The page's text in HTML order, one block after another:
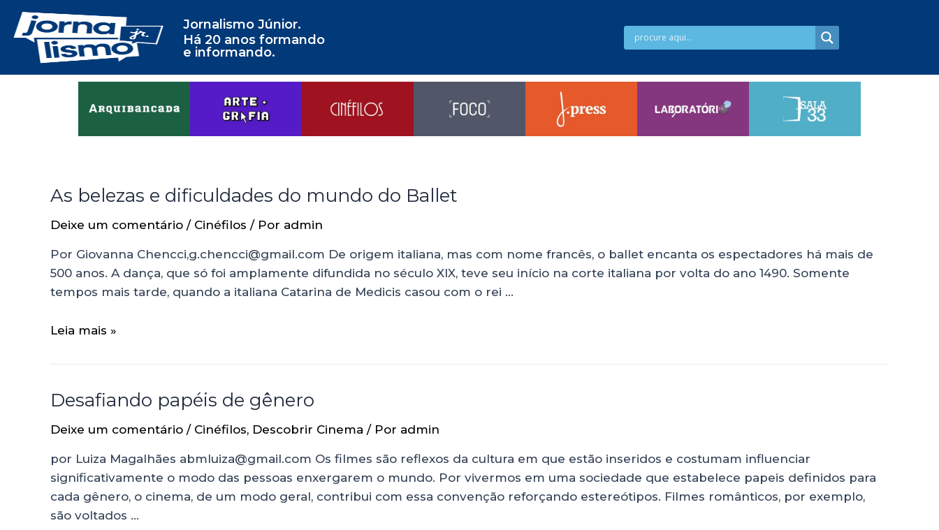
Jornalismo Júnior.
Há 20 anos formando
e informando.
As belezas e dificuldades do mundo do Ballet
Deixe um comentário / Cinéfilos / Por admin
Por Giovanna Chencci,g.chencci@gmail.com De origem italiana, mas com nome francês, o ballet encanta os espectadores há mais de
500 anos. A dança, que só foi amplamente difundida no século XIX, teve seu início na corte italiana por volta do ano 1490. Somente
tempos mais tarde, quando a italiana Catarina de Medicis casou com o rei …
Leia mais »
Desafiando papéis de gênero
Deixe um comentário / Cinéfilos, Descobrir Cinema / Por admin
por Luiza Magalhães abmluiza@gmail.com Os filmes são reflexos da cultura em que estão inseridos e costumam influenciar
significativamente o modo das pessoas enxergarem o mundo. Por vivermos em uma sociedade que estabelece papeis definidos para
cada gênero, o cinema, de um modo geral, contribui com essa convenção reforçando estereótipos. Filmes românticos, por exemplo,
são voltados …